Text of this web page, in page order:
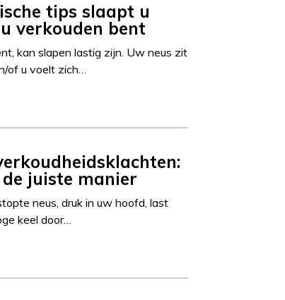
tips slaapt u
verkouden bent
kan slapen lastig zijn. Uw neus zit
of u voelt zich…
juiste manier
neus, druk in uw hoofd, last
keel door…